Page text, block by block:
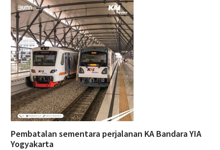
Pembatalan sementara perjalanan KA Bandara YIA
Yogyakarta